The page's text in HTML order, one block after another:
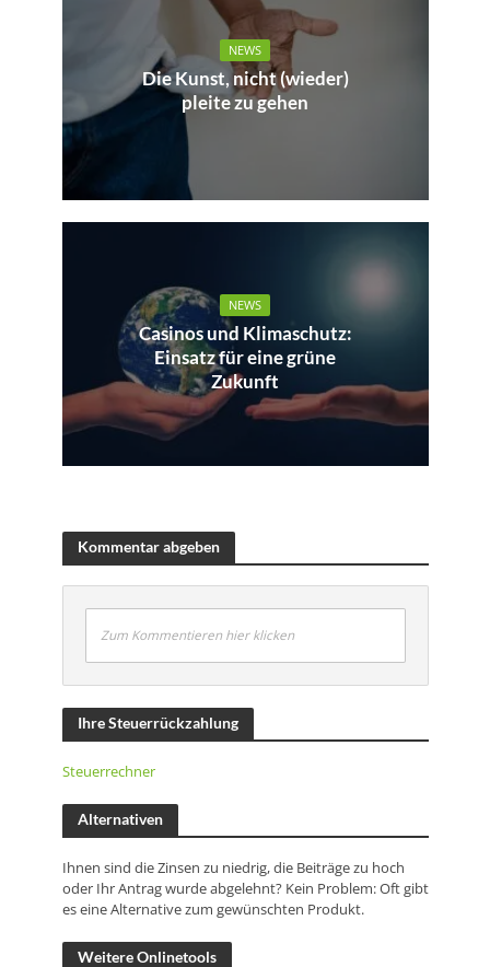
NEWS
Die Kunst, nicht (wieder)
pleite zu gehen
NEWS
Casinos und Klimaschutz:
Einsatz für eine grüne
Zukunft
Kommentar abgeben
Zum Kommentieren hier klicken
Ihre Steuerrückzahlung
Steuerrechner
Alternativen
Ihnen sind die Zinsen zu niedrig, die Beiträge zu hoch
oder Ihr Antrag wurde abgelehnt? Kein Problem: Oft gibt
es eine Alternative zum gewünschten Produkt.
Weitere Onlinetools